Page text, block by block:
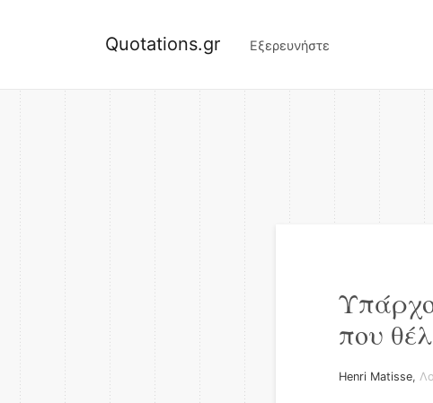
Quotations.gr Εξερευνήστε
που
Henri Matisse,